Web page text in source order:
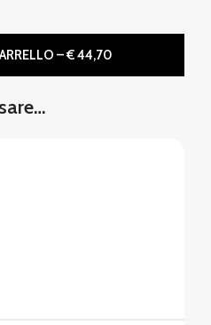
– € 44,70